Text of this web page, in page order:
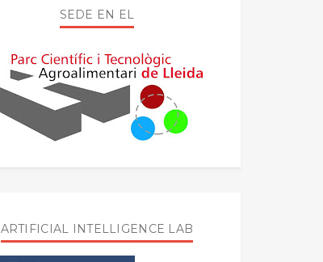
SEDE EN EL
ARTIFICIAL INTELLIGENCE LAB